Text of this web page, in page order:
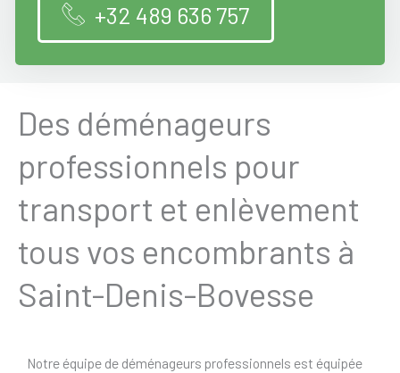
+32 489 636 757
Des déménageurs
professionnels pour
transport et enlèvement
tous vos encombrants à
Saint-Denis-Bovesse
Notre équipe de déménageurs professionnels est équipée